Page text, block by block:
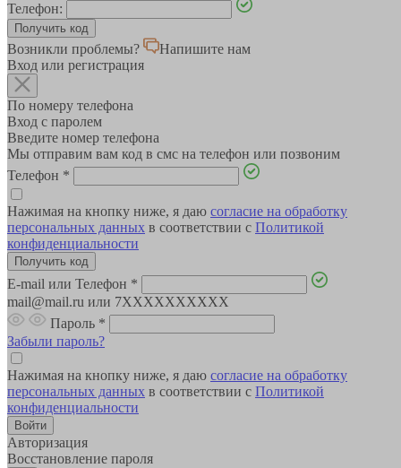
Телефон:
Возникли проблемы?
Напишите нам
Вход или регистрация
По номеру телефона
Вход с паролем
Введите номер телефона
Мы отправим вам код в смс на телефон или позвоним
Телефон *
Нажимая на кнопку ниже, я даю согласие на обработку
персональных данных в соответствии с Политикой
конфиденциальности
E-mail или Телефон *
mail@mail.ru или 7XXXXXXXXXX
Пароль *
Забыли пароль?
Нажимая на кнопку ниже, я даю согласие на обработку
персональных данных в соответствии с Политикой
конфиденциальности
Авторизация
Восстановление пароля